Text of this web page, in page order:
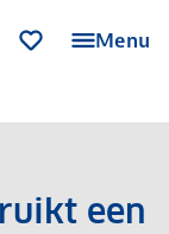
Menu
een